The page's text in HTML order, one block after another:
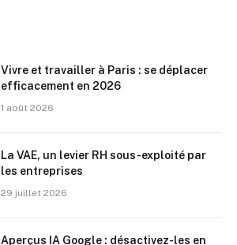
Vivre et travailler à Paris : se déplacer
efficacement en 2026
1 août 2026
La VAE, un levier RH sous-exploité par
les entreprises
29 juillet 2026
Aperçus IA Google : désactivez-les en